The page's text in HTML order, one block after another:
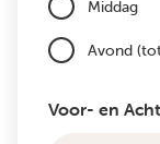
Middag
Avond
Voor- en